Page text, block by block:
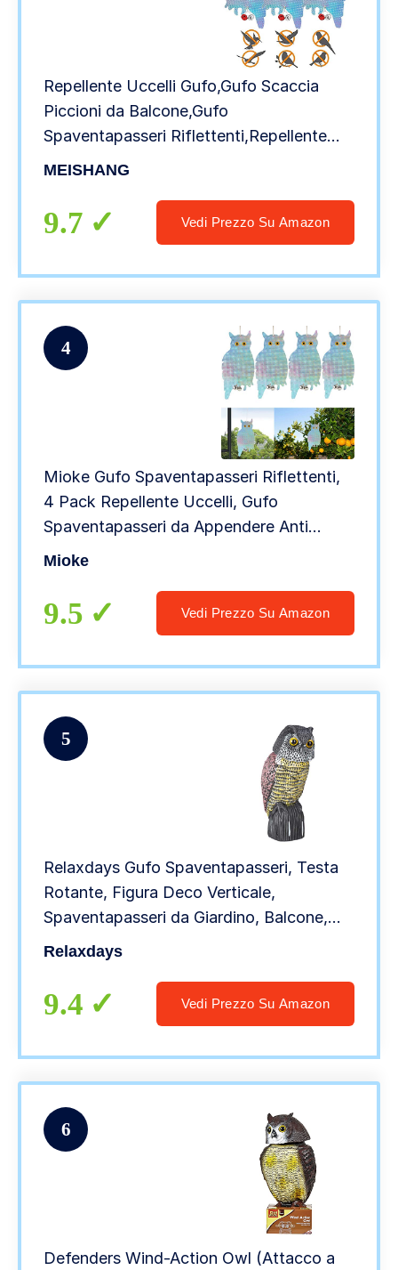
Repellente Uccelli Gufo,Gufo Scaccia
Piccioni da Balcone,Gufo
Spaventapasseri Riflettenti,Repellente
Uccelli da Esterno,Gufo Spaventapasseri
MEISHANG
9.7 Vedi Prezzo Su Amazon
4
Mioke Gufo Spaventapasseri Riflettenti,
4 Pack Repellente Uccelli, Gufo
Spaventapasseri da Appendere Anti
Piccioni con Campanella Decorativa per
Mioke
9.5 Vedi Prezzo Su Amazon
5
Relaxdays Gufo Spaventapasseri, Testa
Rotante, Figura Deco Verticale,
Spaventapasseri da Giardino, Balcone,
Colorato
Relaxdays
9.4 Vedi Prezzo Su Amazon
6
Defenders Wind-Action Owl (Attacco a